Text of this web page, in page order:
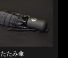
たみ傘